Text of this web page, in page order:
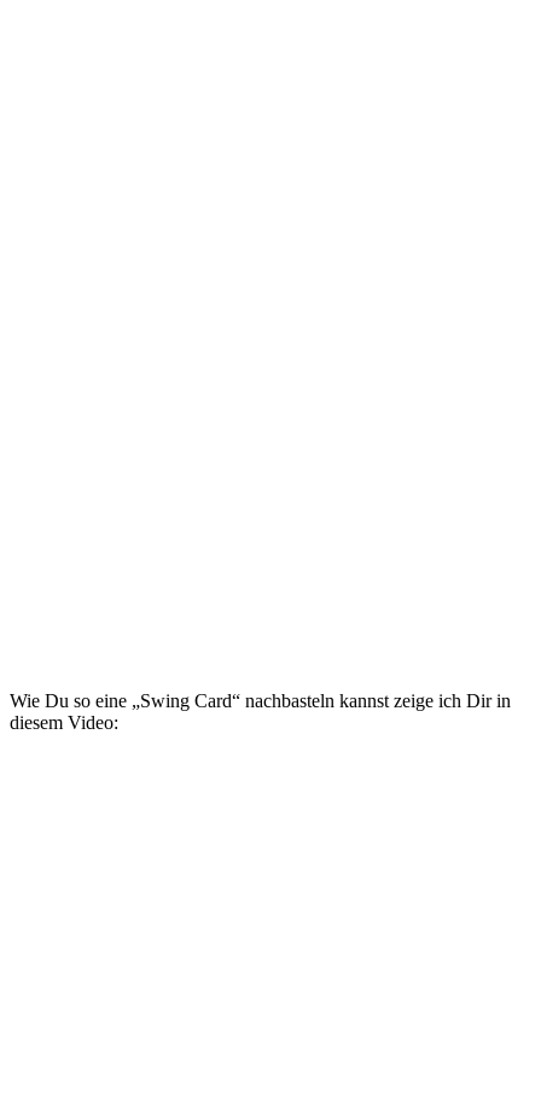
Wie Du so eine „Swing Card“ nachbasteln kannst zeige ich Dir in
diesem Video: